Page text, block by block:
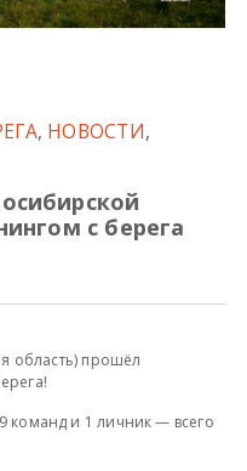
, НОВОСТИ,
с берега
область) прошёл
команд и 1 личник — всего